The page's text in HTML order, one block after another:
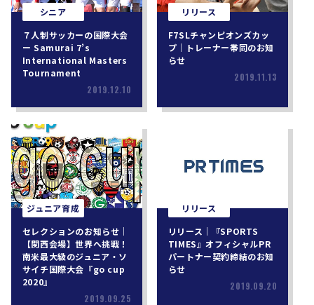
シニア
７人制サッカーの国際大会
ー Samurai 7’s
International Masters
Tournament
2019.12.10
リリース
F7SLチャンピオンズカッ
プ｜トレーナー帯同のお知
らせ
2019.11.13
ジュニア育成
セレクションのお知らせ｜
【関西会場】世界へ挑戦！
南米最大級のジュニア・ソ
サイチ国際大会『go cup
2020』
2019.09.25
リリース
リリース｜『SPORTS
TIMES』オフィシャルPR
パートナー契約締結のお知
らせ
2019.09.20